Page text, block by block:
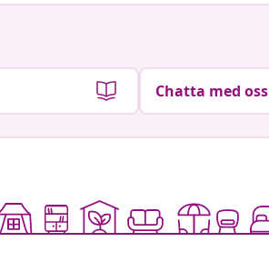
Chatta med oss